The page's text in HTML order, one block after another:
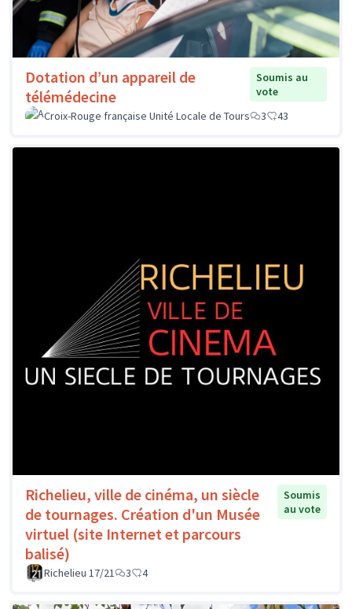
Dotation d’un appareil de
télémédecine
Soumis au
vote
Croix-Rouge française Unité Locale de Tours
3 43
Richelieu, ville de cinéma, un siècle
de tournages. Création d'un Musée
virtuel (site Internet et parcours
balisé)
Soumis
au vote
Richelieu 17/21 3 4